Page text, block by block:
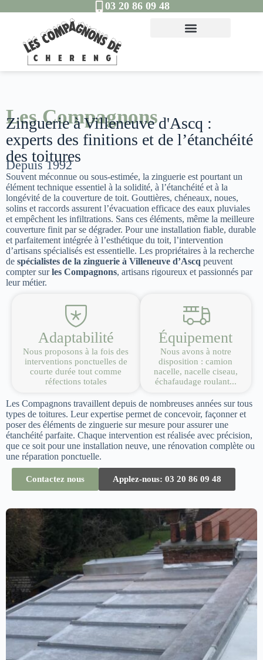
03 20 86 09 48
Les Compagnons
Zinguerie à Villeneuve d'Ascq :
experts des finitions et de l’étanchéité
des toitures
Depuis 1992
Souvent méconnue ou sous-estimée, la zinguerie est pourtant un
élément technique essentiel à la solidité, à l’étanchéité et à la
longévité de la couverture de toit. Gouttières, chéneaux, noues,
solins et raccords assurent l’évacuation efficace des eaux pluviales
et empêchent les infiltrations. Sans ces éléments, même la meilleure
couverture finit par se dégrader. Pour une installation fiable, durable
et parfaitement intégrée à l’esthétique du toit, l’intervention
d’artisans spécialisés est essentielle. Les propriétaires à la recherche
de spécialistes de la zinguerie à Villeneuve d’Ascq peuvent
compter surles Compagnons, artisans rigoureux et passionnés par
leur métier.
Adaptabilité
Nous proposons à la fois des
interventions ponctuelles de
courte durée tout comme
réfections totales
Équipement
Nous avons à notre
disposition : camion
nacelle, nacelle ciseau,
échafaudage roulant...
Les Compagnons travaillent depuis de nombreuses années sur tous
types de toitures. Leur expertise permet de concevoir, façonner et
poser des éléments de zinguerie sur mesure pour assurer une
étanchéité parfaite. Chaque intervention est réalisée avec précision,
que ce soit pour une installation neuve, une rénovation complète ou
une réparation ponctuelle.
Contactez nous Applez-nous: 03 20 86 09 48